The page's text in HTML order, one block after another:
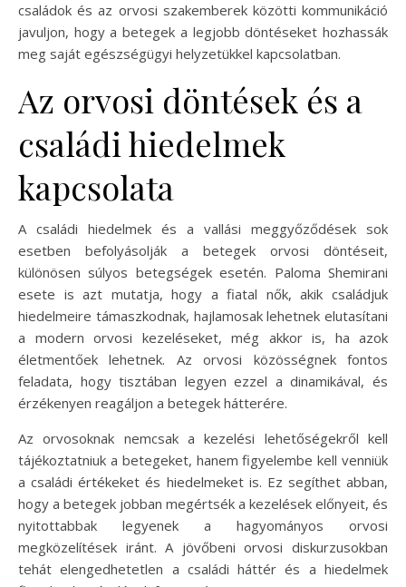
családok és az orvosi szakemberek közötti kommunikáció
javuljon, hogy a betegek a legjobb döntéseket hozhassák
meg saját egészségügyi helyzetükkel kapcsolatban.
Az orvosi döntések és a
családi hiedelmek
kapcsolata
A családi hiedelmek és a vallási meggyőződések sok
esetben befolyásolják a betegek orvosi döntéseit,
különösen súlyos betegségek esetén. Paloma Shemirani
esete is azt mutatja, hogy a fiatal nők, akik családjuk
hiedelmeire támaszkodnak, hajlamosak lehetnek elutasítani
a modern orvosi kezeléseket, még akkor is, ha azok
életmentőek lehetnek. Az orvosi közösségnek fontos
feladata, hogy tisztában legyen ezzel a dinamikával, és
érzékenyen reagáljon a betegek hátterére.
Az orvosoknak nemcsak a kezelési lehetőségekről kell
tájékoztatniuk a betegeket, hanem figyelembe kell venniük
a családi értékeket és hiedelmeket is. Ez segíthet abban,
hogy a betegek jobban megértsék a kezelések előnyeit, és
nyitottabbak legyenek a hagyományos orvosi
megközelítések iránt. A jövőbeni orvosi diskurzusokban
tehát elengedhetetlen a családi háttér és a hiedelmek